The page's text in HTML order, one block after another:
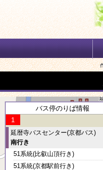
バス停のりば情報
1
延暦寺バスセンター(京都バス)
南行き
51系統(比叡山頂行き)
51系統(京都駅前行き)